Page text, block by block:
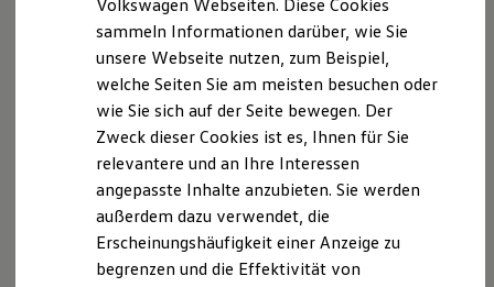
Fleet Interface Data
Multistop Pathfinder
Übersicht Software Updates
Hilfreiches für Besitzer
Fahrerassistenz- und Sicherheitssysteme
Kontrollleuchten
Kurzfahrprofile und Ölverdünnung
XTL-Dieselkraftstoff
Ersatzteile und Betriebsflüssigkeiten
Original Zubehör und Lifestyle Produkte
myVolkswagen
myVolkswagen Business
IHK München und Oberbayern:
Max-Joseph-Str. 2
80333 München
www.ihk-muenchen.de
Registrierungsnummer: D-L5SE-2YWU6-41
Registrierungsnummer: D-E7WD-TOY6B-59
Hinweis gemäß §36
Verbraucherstreitbeilegungsgesetz:
Volkswagen Webseiten. Diese Cookies
sammeln Informationen darüber, wie Sie
unsere Webseite nutzen, zum Beispiel,
welche Seiten Sie am meisten besuchen oder
wie Sie sich auf der Seite bewegen. Der
Zweck dieser Cookies ist es, Ihnen für Sie
relevantere und an Ihre Interessen
angepasste Inhalte anzubieten. Sie werden
außerdem dazu verwendet, die
Erscheinungshäufigkeit einer Anzeige zu
begrenzen und die Effektivität von